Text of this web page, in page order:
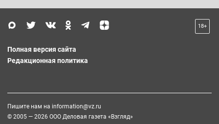
18+
Полная версия сайта
Редакционная политика
Пишите нам на information@vz.ru
© 2005 — 2026 ООО Деловая газета «Взгляд»